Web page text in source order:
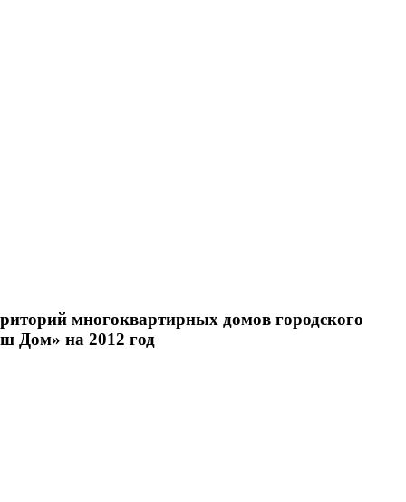
многоквартирных домов городского
Дом» на 2012 год